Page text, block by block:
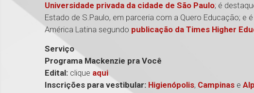
Universidade privada da cidade de São Paulo; é
Estado de S.Paulo, em parceria com a Quero Educação; e
América Latina segundo publicação da Times Higher
Serviço
Programa Mackenzie pra Você
Edital: clique aqui
Inscrições para vestibular: Higienópolis, Campinas e
1